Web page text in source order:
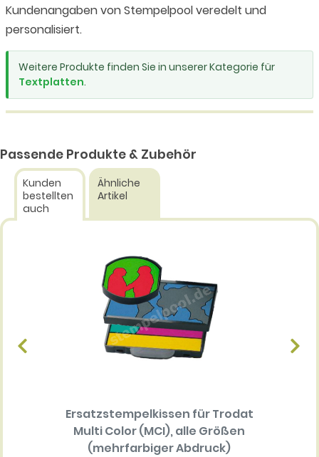
Kundenangaben von Stempelpool veredelt und
personalisiert.
Weitere Produkte finden Sie in unserer Kategorie für
Textplatten.
Passende Produkte & Zubehör
Kunden
bestellten
auch
Ähnliche
Artikel
Ersatzstempelkissen für Trodat
Multi Color (MCI), alle Größen
(mehrfarbiger Abdruck)